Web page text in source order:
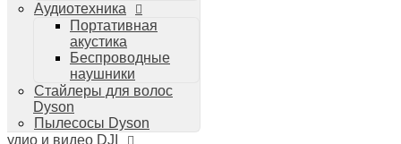
Аудиотехника
Портативная
акустика
Беспроводные
наушники
Стайлеры для волос
Dyson
Пылесосы Dyson
и видео DJI